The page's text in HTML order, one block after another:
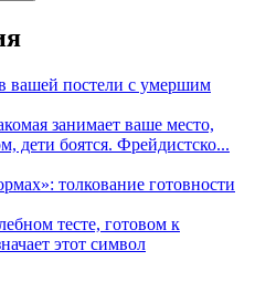
вашей постели с умершим
занимает ваше место,
дети боятся. Фрейдистско...
толкование готовности
тесте, готовом к
этот символ